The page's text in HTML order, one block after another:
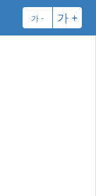
가 - 가 +